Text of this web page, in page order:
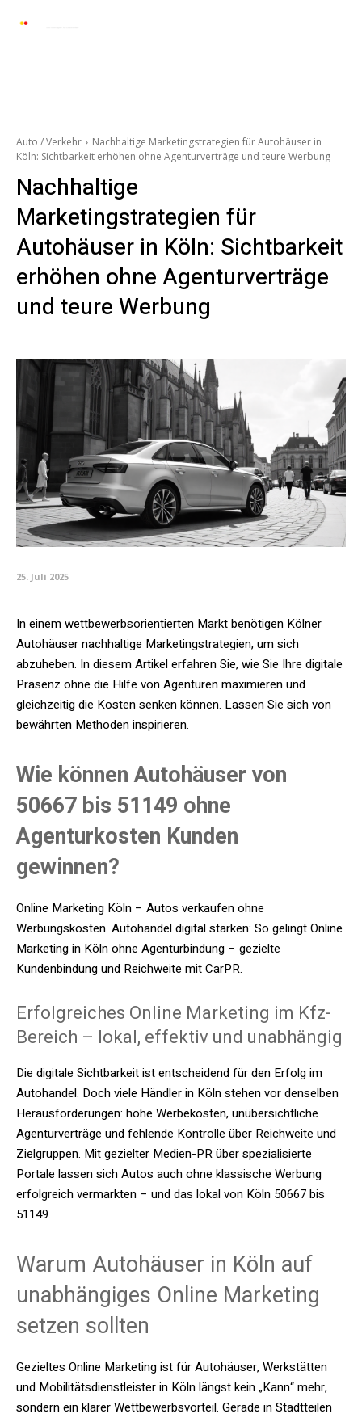
Auto / Verkehr
Nachhaltige Marketingstrategien für Autohäuser in
Köln: Sichtbarkeit erhöhen ohne Agenturverträge und teure Werbung
Nachhaltige
Marketingstrategien für
Autohäuser in Köln: Sichtbarkeit
erhöhen ohne Agenturverträge
und teure Werbung
25. Juli 2025
In einem wettbewerbsorientierten Markt benötigen Kölner
Autohäuser nachhaltige Marketingstrategien, um sich
abzuheben. In diesem Artikel erfahren Sie, wie Sie Ihre digitale
Präsenz ohne die Hilfe von Agenturen maximieren und
gleichzeitig die Kosten senken können. Lassen Sie sich von
bewährten Methoden inspirieren.
Wie können Autohäuser von
50667 bis 51149 ohne
Agenturkosten Kunden
gewinnen?
Online Marketing Köln – Autos verkaufen ohne
Werbungskosten. Autohandel digital stärken: So gelingt Online
Marketing in Köln ohne Agenturbindung – gezielte
Kundenbindung und Reichweite mit CarPR.
Erfolgreiches Online Marketing im Kfz-
Bereich – lokal, effektiv und unabhängig
Die digitale Sichtbarkeit ist entscheidend für den Erfolg im
Autohandel. Doch viele Händler in Köln stehen vor denselben
Herausforderungen: hohe Werbekosten, unübersichtliche
Agenturverträge und fehlende Kontrolle über Reichweite und
Zielgruppen. Mit gezielter Medien-PR über spezialisierte
Portale lassen sich Autos auch ohne klassische Werbung
erfolgreich vermarkten – und das lokal von Köln 50667 bis
51149.
Warum Autohäuser in Köln auf
unabhängiges Online Marketing
setzen sollten
Gezieltes Online Marketing ist für Autohäuser, Werkstätten
und Mobilitätsdienstleister in Köln längst kein „Kann“ mehr,
sondern ein klarer Wettbewerbsvorteil. Gerade in Stadtteilen